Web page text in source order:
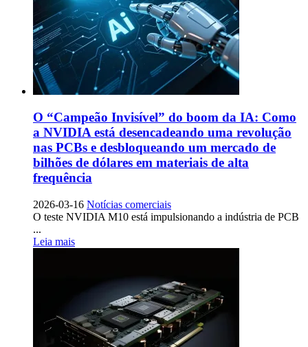
O “Campeão Invisível” do boom da IA: Como
a NVIDIA está desencadeando uma revolução
nas PCBs e desbloqueando um mercado de
bilhões de dólares em materiais de alta
frequência
2026-03-16 Notícias comerciais
O teste NVIDIA M10 está impulsionando a indústria de PCB
...
Leia mais